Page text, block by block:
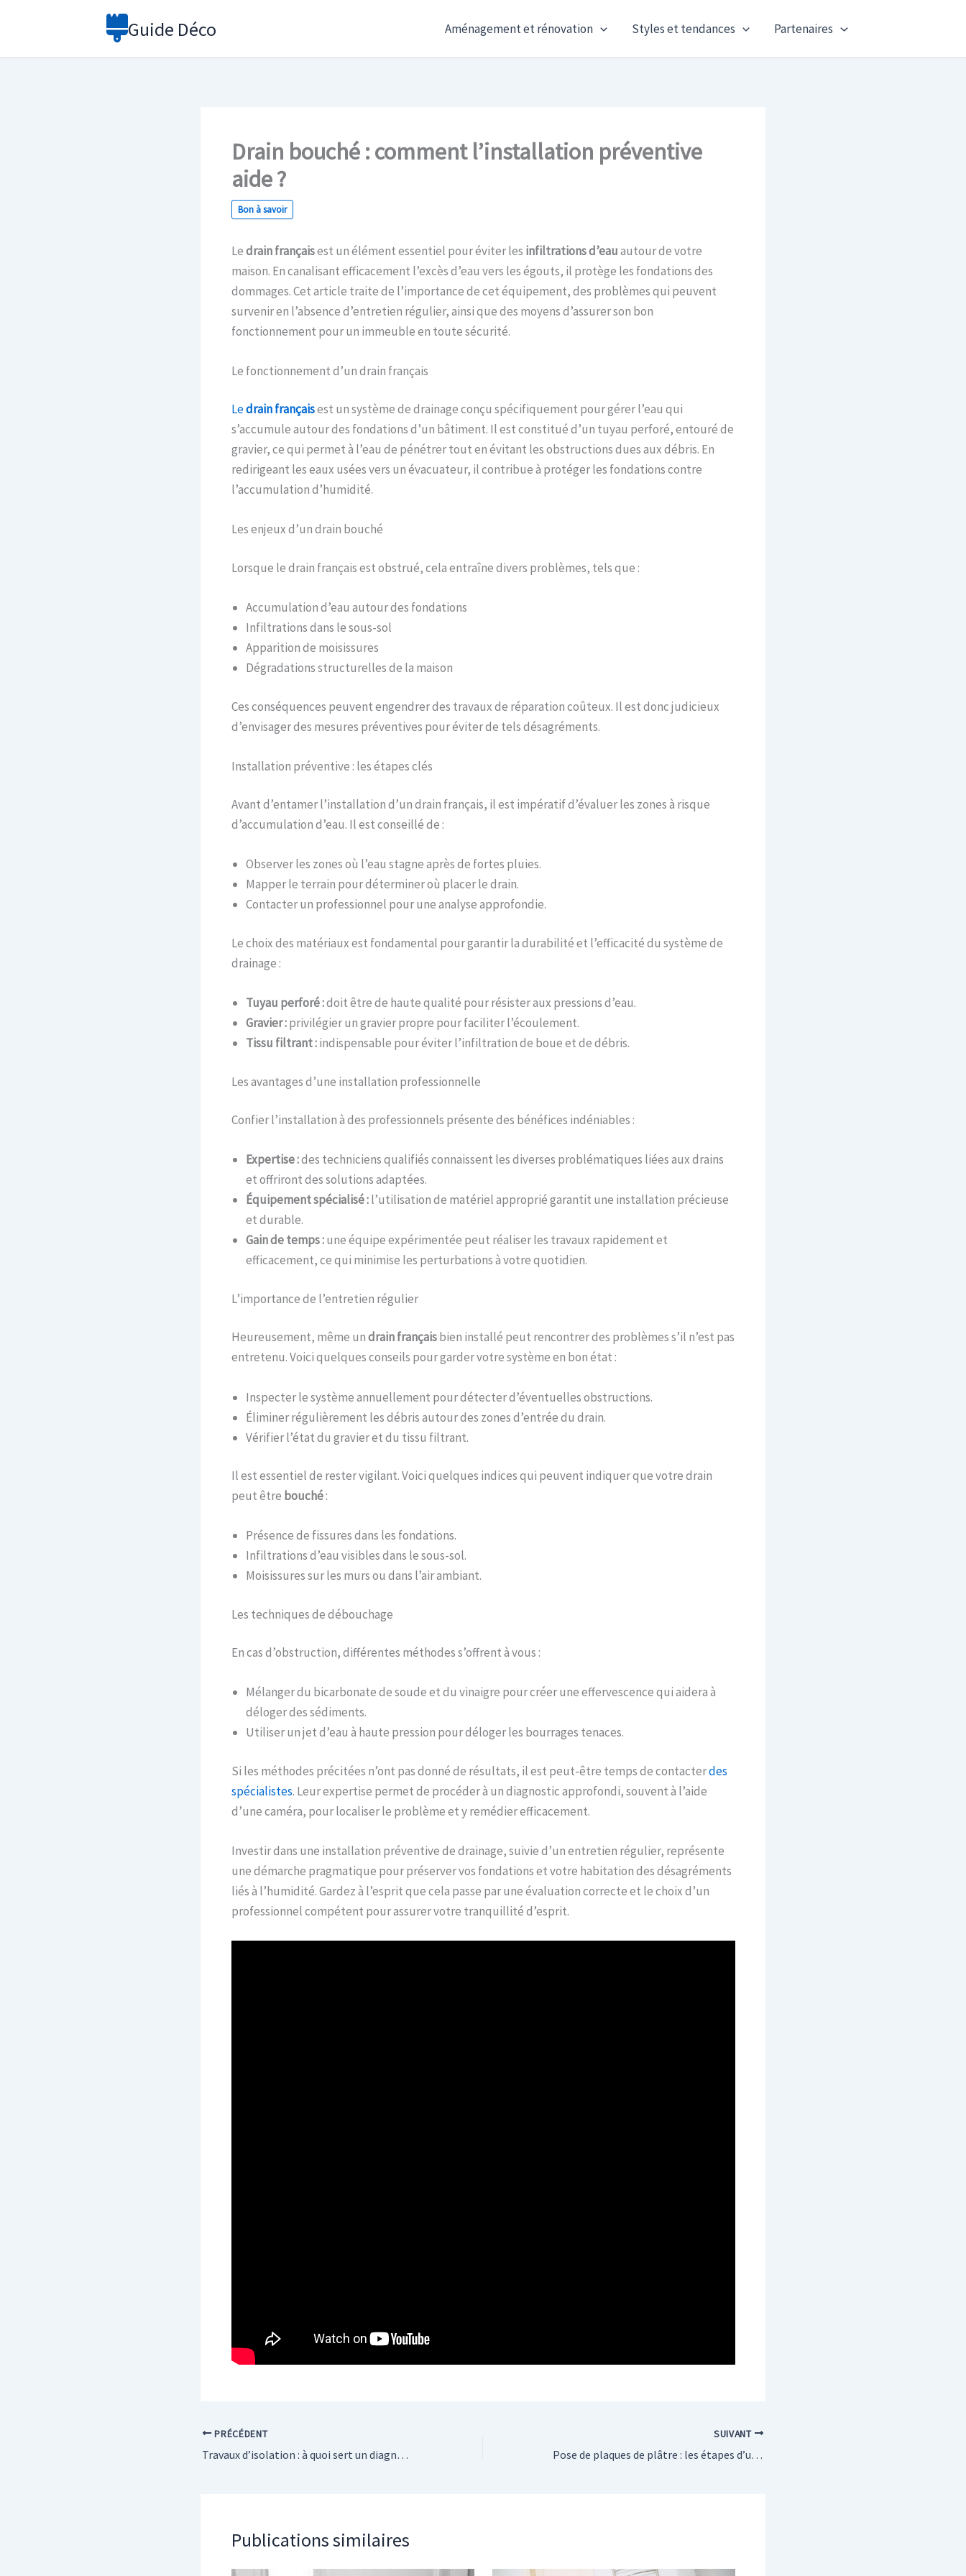
Guide Déco Aménagement et rénovation Styles et tendances Partenaires
Drain bouché : comment l’installation préventive
aide ?
Bon à savoir
Ledrain françaisest un élément essentiel pour éviter les infiltrations d’eauautour de votre
maison. En canalisant efficacement l’excès d’eau vers les égouts, il protège les fondations des
dommages. Cet article traite de l’importance de cet équipement, des problèmes qui peuvent
survenir en l’absence d’entretien régulier, ainsi que des moyens d’assurer son bon
fonctionnement pour un immeuble en toute sécurité.
Le fonctionnement d’un drain français
Ledrain françaisest un système de drainage conçu spécifiquement pour gérer l’eau qui
s’accumule autour des fondations d’un bâtiment. Il est constitué d’un tuyau perforé, entouré de
gravier, ce qui permet à l’eau de pénétrer tout en évitant les obstructions dues aux débris. En
redirigeant les eaux usées vers un évacuateur, il contribue à protéger les fondations contre
l’accumulation d’humidité.
Les enjeux d’un drain bouché
Lorsque le drain français est obstrué, cela entraîne divers problèmes, tels que :
Accumulation d’eau autour des fondations
Infiltrations dans le sous-sol
Apparition de moisissures
Dégradations structurelles de la maison
Ces conséquences peuvent engendrer des travaux de réparation coûteux. Il est donc judicieux
d’envisager des mesures préventives pour éviter de tels désagréments.
Installation préventive : les étapes clés
Avant d’entamer l’installation d’un drain français, il est impératif d’évaluer les zones à risque
d’accumulation d’eau. Il est conseillé de :
Observer les zones où l’eau stagne après de fortes pluies.
Mapper le terrain pour déterminer où placer le drain.
Contacter un professionnel pour une analyse approfondie.
Le choix des matériaux est fondamental pour garantir la durabilité et l’efficacité du système de
drainage :
Tuyau perforé :doit être de haute qualité pour résister aux pressions d’eau.
Gravier :privilégier un gravier propre pour faciliter l’écoulement.
Tissu filtrant :indispensable pour éviter l’infiltration de boue et de débris.
Les avantages d’une installation professionnelle
Confier l’installation à des professionnels présente des bénéfices indéniables :
Expertise :des techniciens qualifiés connaissent les diverses problématiques liées aux drains
et offriront des solutions adaptées.
Équipement spécialisé :l’utilisation de matériel approprié garantit une installation précieuse
et durable.
Gain de temps :une équipe expérimentée peut réaliser les travaux rapidement et
efficacement, ce qui minimise les perturbations à votre quotidien.
L’importance de l’entretien régulier
Heureusement, même undrain françaisbien installé peut rencontrer des problèmes s’il n’est pas
entretenu. Voici quelques conseils pour garder votre système en bon état :
Inspecter le système annuellement pour détecter d’éventuelles obstructions.
Éliminer régulièrement les débris autour des zones d’entrée du drain.
Vérifier l’état du gravier et du tissu filtrant.
Il est essentiel de rester vigilant. Voici quelques indices qui peuvent indiquer que votre drain
peut être bouché:
Présence de fissures dans les fondations.
Infiltrations d’eau visibles dans le sous-sol.
Moisissures sur les murs ou dans l’air ambiant.
Les techniques de débouchage
En cas d’obstruction, différentes méthodes s’offrent à vous :
Mélanger du bicarbonate de soude et du vinaigre pour créer une effervescence qui aidera à
déloger des sédiments.
Utiliser un jet d’eau à haute pression pour déloger les bourrages tenaces.
Si les méthodes précitées n’ont pas donné de résultats, il est peut-être temps de contacterdes
spécialistes. Leur expertise permet de procéder à un diagnostic approfondi, souvent à l’aide
d’une caméra, pour localiser le problème et y remédier efficacement.
Investir dans une installation préventive de drainage, suivie d’un entretien régulier, représente
une démarche pragmatique pour préserver vos fondations et votre habitation des désagréments
liés à l’humidité. Gardez à l’esprit que cela passe par une évaluation correcte et le choix d’un
professionnel compétent pour assurer votre tranquillité d’esprit.
PRÉCÉDENT
Travaux d’isolation : à quoi sert un diagnostic thermique ?
SUIVANT
Pose de plaques de plâtre : les étapes d’un chantier propre
Publications similaires